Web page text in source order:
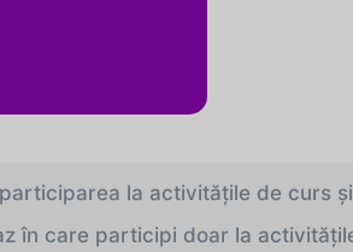
la activităţile de curs
în care participi doar la